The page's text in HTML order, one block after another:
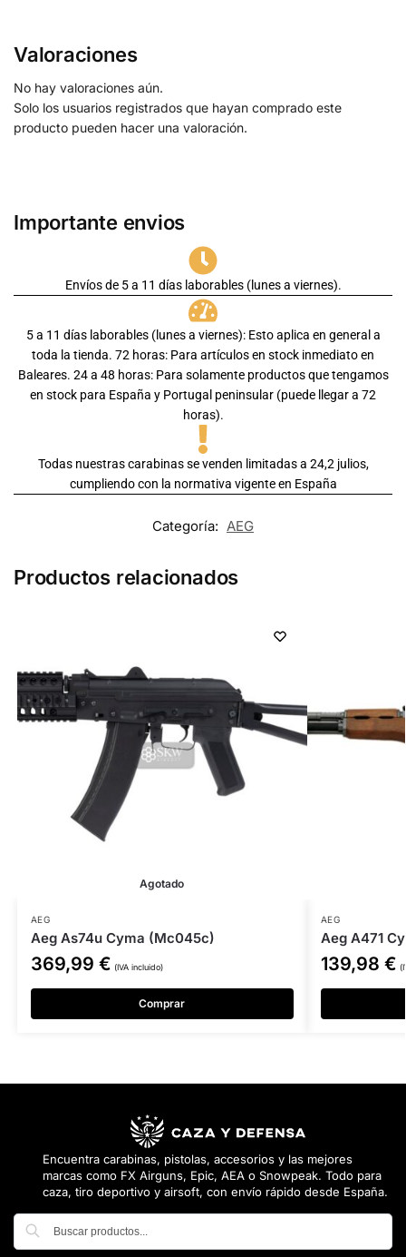
Valoraciones
No hay valoraciones aún.
Solo los usuarios registrados que hayan comprado este
producto pueden hacer una valoración.
Importante envios
Envíos de 5 a 11 días laborables (lunes a viernes).
5 a 11 días laborables (lunes a viernes): Esto aplica en general a
toda la tienda. 72 horas: Para artículos en stock inmediato en
Baleares. 24 a 48 horas: Para solamente productos que tengamos
en stock para España y Portugal peninsular (puede llegar a 72
horas).
Todas nuestras carabinas se venden limitadas a 24,2 julios,
cumpliendo con la normativa vigente en España
Categoría: AEG
Productos relacionados
Agotado
AEG
Aeg As74u Cyma (Mc045c)
369,99 € (IVA incluido)
Comprar
AEG
Aeg A471
139,98 €
Encuentra carabinas, pistolas, accesorios y las mejores
marcas como FX Airguns, Epic, AEA o Snowpeak. Todo para
caza, tiro deportivo y airsoft, con envío rápido desde España.